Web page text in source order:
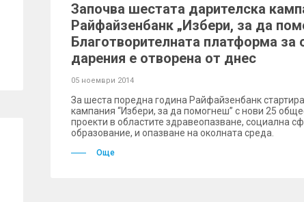
Започва шестата дарителска
Райфайзенбанк „Избери, за да
Благотворителната платформа за
дарения е отворена от днес
05 ноември 2014
За шеста поредна година Райфайзенбанк
кампания “Избери, за да помогнеш” с нови 25
проекти в областите здравеопазване, социална
образование, и опазване на околната среда.
Още